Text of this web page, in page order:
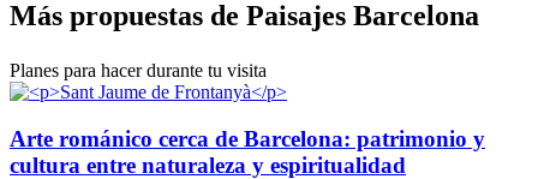
Más propuestas de Paisajes Barcelona
Planes para hacer durante tu visita
Arte románico cerca de Barcelona: patrimonio y
cultura entre naturaleza y espiritualidad